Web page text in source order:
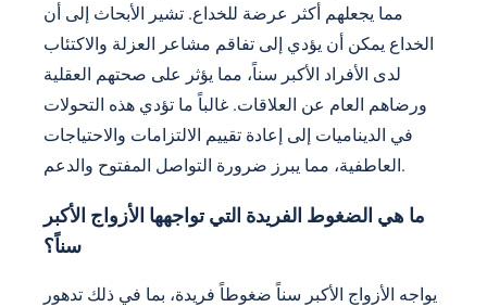
مما يجعلهم أكثر عرضة للخداع. تشير الأبحاث إلى أن
الخداع يمكن أن يؤدي إلى تفاقم مشاعر العزلة والاكتئاب
لدى الأفراد الأكبر سناً، مما يؤثر على صحتهم العقلية
ورضاهم العام عن العلاقات. غالباً ما تؤدي هذه التحولات
في الديناميات إلى إعادة تقييم الالتزامات والاحتياجات
العاطفية، مما يبرز ضرورة التواصل المفتوح والدعم.
ما هي الضغوط الفريدة التي تواجهها الأزواج الأكبر
سناً؟
يواجه الأزواج الأكبر سناً ضغوطاً فريدة، بما في ذلك تدهور